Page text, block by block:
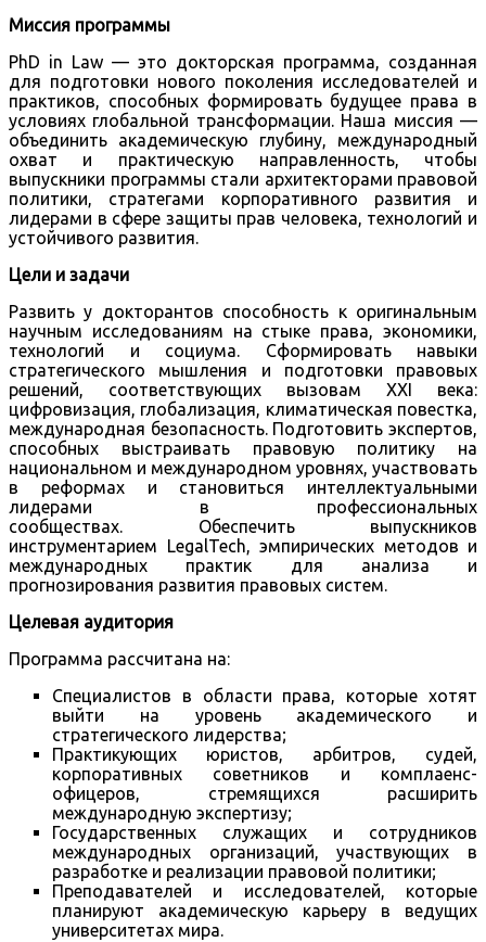
Миссия программы
PhD in Law — это докторская программа, созданная
для подготовки нового поколения исследователей и
практиков, способных формировать будущее права в
условиях глобальной трансформации. Наша миссия —
объединить академическую глубину, международный
охват и практическую направленность, чтобы
выпускники программы стали архитекторами правовой
политики, стратегами корпоративного развития и
лидерами в сфере защиты прав человека, технологий и
устойчивого развития.
Цели и задачи
Развить у докторантов способность к оригинальным
научным исследованиям на стыке права, экономики,
технологий и социума. Сформировать навыки
стратегического мышления и подготовки правовых
решений, соответствующих вызовам XXI века:
цифровизация, глобализация, климатическая повестка,
международная безопасность. Подготовить экспертов,
способных выстраивать правовую политику на
национальном и международном уровнях, участвовать
в реформах и становиться интеллектуальными
лидерами в профессиональных
сообществах. Обеспечить выпускников
инструментарием LegalTech, эмпирических методов и
международных практик для анализа и
прогнозирования развития правовых систем.
Целевая аудитория
Программа рассчитана на:
Специалистов в области права, которые хотят
выйти на уровень академического и
стратегического лидерства;
Практикующих юристов, арбитров, судей,
корпоративных советников и комплаенс-
офицеров, стремящихся расширить
международную экспертизу;
Государственных служащих и сотрудников
международных организаций, участвующих в
разработке и реализации правовой политики;
Преподавателей и исследователей, которые
планируют академическую карьеру в ведущих
университетах мира.